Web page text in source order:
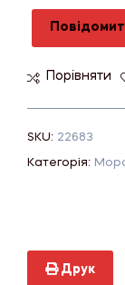
Порівняти
SKU: 22683
Категорія:
Друк